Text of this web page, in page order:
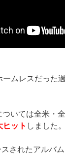
ームレスだった
ついては全米・
ヒット しました。
されたアルバ